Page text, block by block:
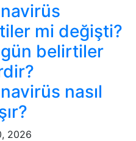
mi değişti?
belirtiler
nasıl
2026